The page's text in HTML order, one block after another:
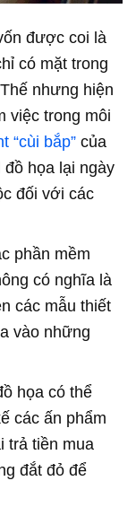
được coi là
có mặt trong
nhưng hiện
việc trong môi
“cùi bắp” của
họa lại ngày
đối với các
phần mềm
có nghĩa là
các mẫu thiết
vào những
họa có thể
các ấn phẩm
trả tiền mua
đắt đỏ để